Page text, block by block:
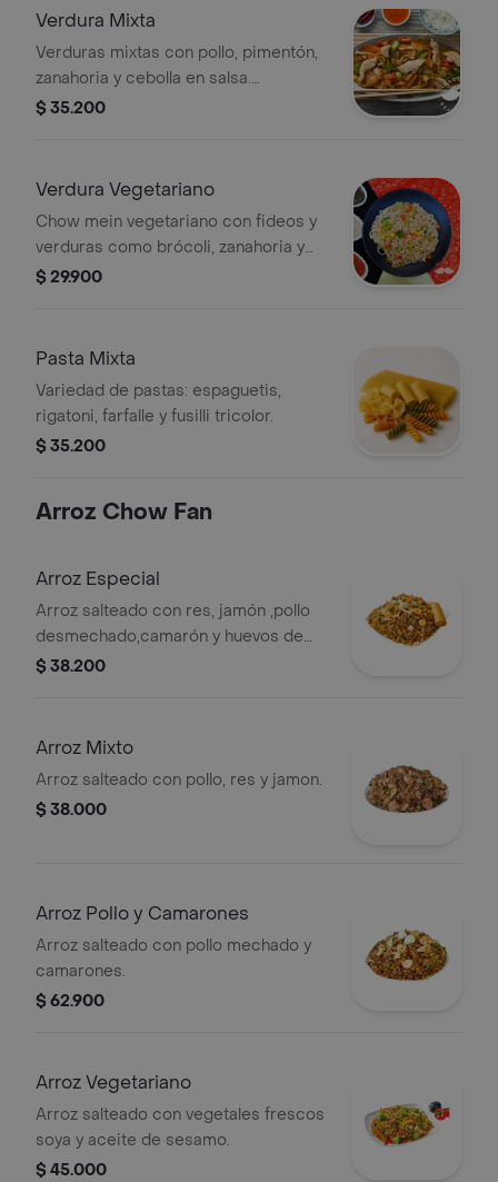
Verdura Mixta
Verduras mixtas con pollo, pimentón,
zanahoria y cebolla en salsa.
Acompañado de arroz blanco.
$ 35.200
Verdura Vegetariano
Chow mein vegetariano con fideos y
verduras como brócoli, zanahoria y
maíz.
$ 29.900
Pasta Mixta
Variedad de pastas: espaguetis,
rigatoni, farfalle y fusilli tricolor.
$ 35.200
Arroz Chow Fan
Arroz Especial
Arroz salteado con res, jamón ,pollo
desmechado,camarón y huevos de
codorniz especial.
$ 38.200
Arroz Mixto
Arroz salteado con pollo, res y jamon.
$ 38.000
Arroz Pollo y Camarones
Arroz salteado con pollo mechado y
camarones.
$ 62.900
Arroz Vegetariano
Arroz salteado con vegetales frescos
soya y aceite de sesamo.
$ 45.000